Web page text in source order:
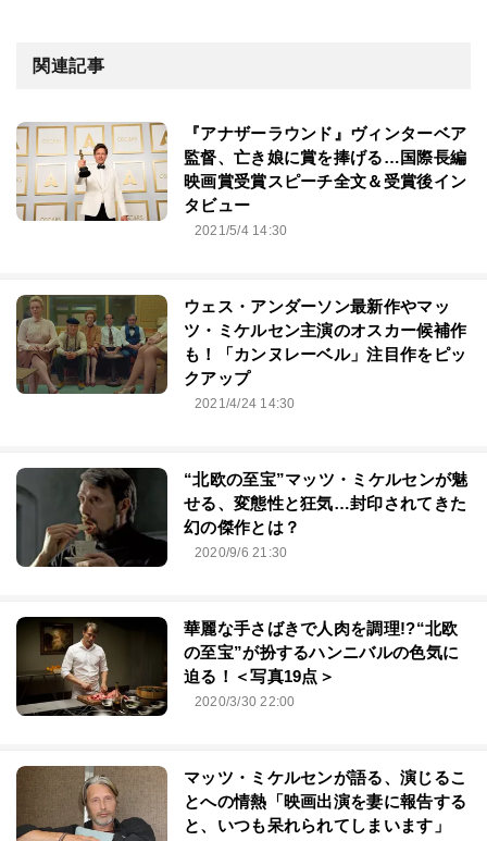
関連記事
『アナザーラウンド』ヴィンターベア
監督、亡き娘に賞を捧げる…国際長編
映画賞受賞スピーチ全文＆受賞後イン
タビュー
2021/5/4 14:30
ウェス・アンダーソン最新作やマッ
ツ・ミケルセン主演のオスカー候補作
も！「カンヌレーベル」注目作をピッ
クアップ
2021/4/24 14:30
“北欧の至宝”マッツ・ミケルセンが魅
せる、変態性と狂気…封印されてきた
幻の傑作とは？
2020/9/6 21:30
華麗な手さばきで人肉を調理!?“北欧
の至宝”が扮するハンニバルの色気に
迫る！＜写真19点＞
2020/3/30 22:00
マッツ・ミケルセンが語る、演じるこ
とへの情熱「映画出演を妻に報告する
と、いつも呆れられてしまいます」